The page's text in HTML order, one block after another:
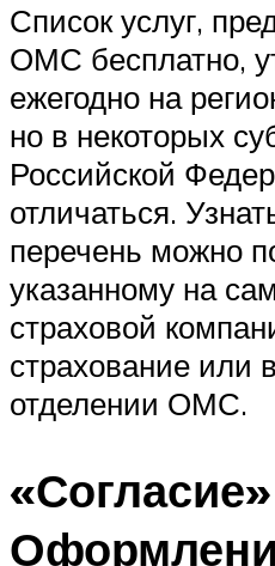
Список услуг,
ОМС бесплатно,
ежегодно на
но в некоторых
Российской
отличаться.
перечень можно
указанному на
страховой
страхование или
отделении ОМС.